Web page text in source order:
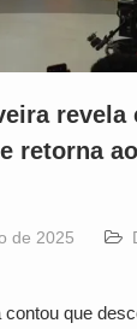
revela
retorna
de 2025
contou que